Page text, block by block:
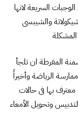
السريعة لانها
والشيبسى
المشكلة
المفرطة ان تلجأ
الرياضة وأخيراً
بها فى حالات
وتحويل الأمعاء